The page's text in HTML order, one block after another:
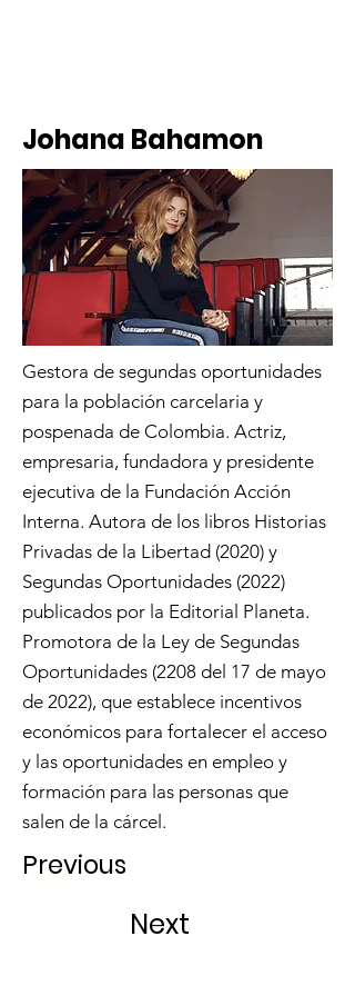
Johana Bahamon
Gestora de segundas oportunidades
para la población carcelaria y
pospenada de Colombia. Actriz,
empresaria, fundadora y presidente
ejecutiva de la Fundación Acción
Interna. Autora de los libros Historias
Privadas de la Libertad (2020) y
Segundas Oportunidades (2022)
publicados por la Editorial Planeta.
Promotora de la Ley de Segundas
Oportunidades (2208 del 17 de mayo
de 2022), que establece incentivos
económicos para fortalecer el acceso
y las oportunidades en empleo y
formación para las personas que
salen de la cárcel.
Previous
Next